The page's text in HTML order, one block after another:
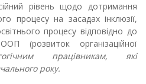
рівень щодо дотримання
процесу на засадах інклюзії,
процесу відповідно до
(розвиток організаційної
працівникам, які
року.